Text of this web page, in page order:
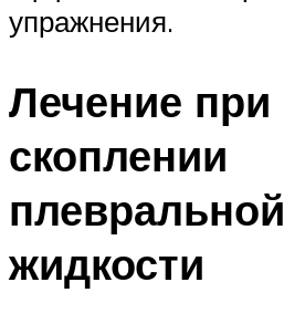
упражнения.
Лечение при
скоплении
плевральной
жидкости